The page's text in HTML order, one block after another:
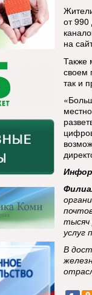
от 990
на
Также
своем
так и
тысяч
услуг
В